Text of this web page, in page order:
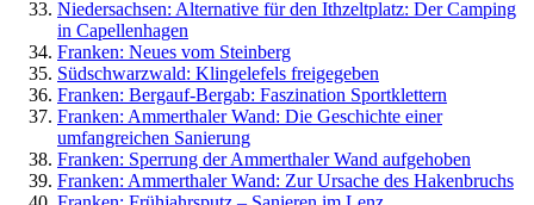
Niedersachsen: Alternative für den Ithzeltplatz: Der Camping
in Capellenhagen
Franken: Neues vom Steinberg
Südschwarzwald: Klingelefels freigegeben
Franken: Bergauf-Bergab: Faszination Sportklettern
Franken: Ammerthaler Wand: Die Geschichte einer
umfangreichen Sanierung
Franken: Sperrung der Ammerthaler Wand aufgehoben
Franken: Ammerthaler Wand: Zur Ursache des Hakenbruchs